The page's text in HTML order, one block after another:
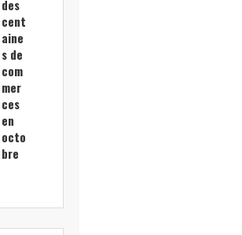
des
cent
aine
s de
com
mer
ces
en
octo
bre